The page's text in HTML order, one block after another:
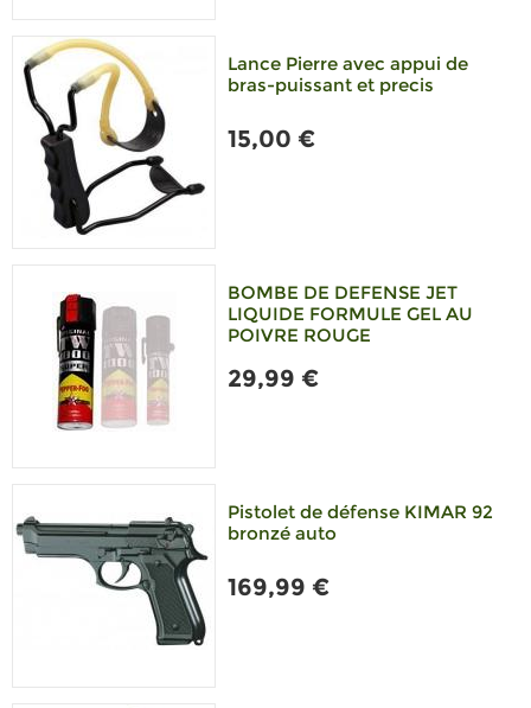
Lance Pierre avec appui de
bras-puissant et precis
15,00 €
BOMBE DE DEFENSE JET
LIQUIDE FORMULE GEL AU
POIVRE ROUGE
29,99 €
Pistolet de défense KIMAR 92
bronzé auto
169,99 €